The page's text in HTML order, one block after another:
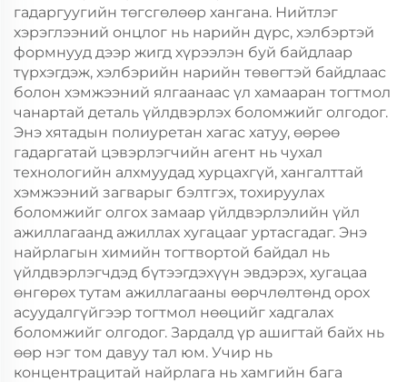
гадаргуугийн төгсгөлөөр хангана. Нийтлэг
хэрэглээний онцлог нь нарийн дүрс, хэлбэртэй
формнууд дээр жигд хүрээлэн буй байдлаар
түрхэгдэж, хэлбэрийн нарийн төвөгтэй байдлаас
болон хэмжээний ялгаанаас үл хамааран тогтмол
чанартай деталь үйлдвэрлэх боломжийг олгодог.
Энэ хятадын полиуретан хагас хатуу, өөрөө
гадаргатай цэвэрлэгчийн агент нь чухал
технологийн алхмуудад хурцахгүй, хангалттай
хэмжээний загварыг бэлтгэх, тохируулах
боломжийг олгох замаар үйлдвэрлэлийн үйл
ажиллагаанд ажиллах хугацааг уртасгадаг. Энэ
найрлагын химийн тогтвортой байдал нь
үйлдвэрлэгчдэд бүтээгдэхүүн эвдэрэх, хугацаа
өнгөрөх тутам ажиллагааны өөрчлөлтөнд орох
асуудалгүйгээр тогтмол нөөцийг хадгалах
боломжийг олгодог. Зардалд үр ашигтай байх нь
өөр нэг том давуу тал юм. Учир нь
концентрацитай найрлага нь хамгийн бага